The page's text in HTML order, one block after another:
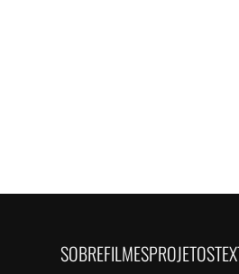
SOBREFILMESPROJETOS